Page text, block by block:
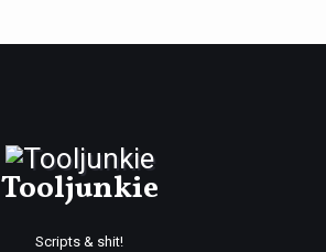
Tooljunkie
Scripts & shit!